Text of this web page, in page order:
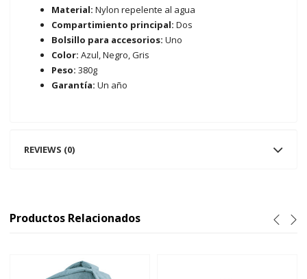
Material: Nylon repelente al agua
Compartimiento principal: Dos
Bolsillo para accesorios: Uno
Color: Azul, Negro, Gris
Peso: 380g
Garantía: Un año
REVIEWS (0)
Productos Relacionados